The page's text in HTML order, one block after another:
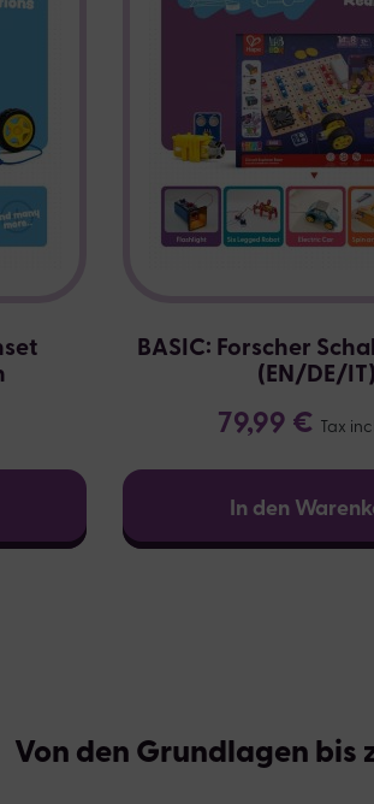
BASIC: Forscher
(EN/DE/IT)
79,99 € Tax
In den
Von den Grundlagen bis